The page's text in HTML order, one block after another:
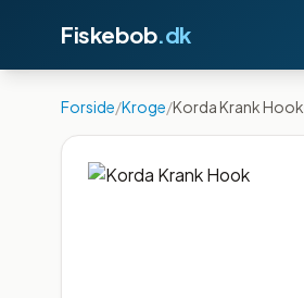
Fiskebob.dk
Forside/Kroge/Korda Krank Hook